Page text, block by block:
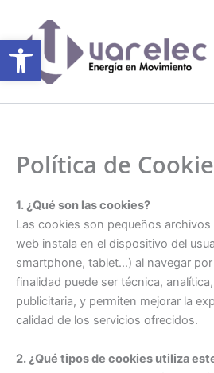
Abrir barra de herramientas
contenido
Política de
1. ¿Qué son las cookies?
Las cookies son pequeños
web instala en el dispositivo del
smartphone, tablet…) al navegar
finalidad puede ser técnica,
publicitaria, y permiten mejorar la
calidad de los servicios ofrecidos.
2. ¿Qué tipos de cookies utiliza